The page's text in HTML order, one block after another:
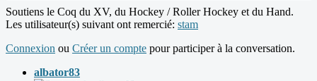
Soutiens le Coq du XV, du Hockey / Roller Hockey et du Hand.
Les utilisateur(s) suivant ont remercié: stam
Connexion ou Créer un compte pour participer à la conversation.
albator83